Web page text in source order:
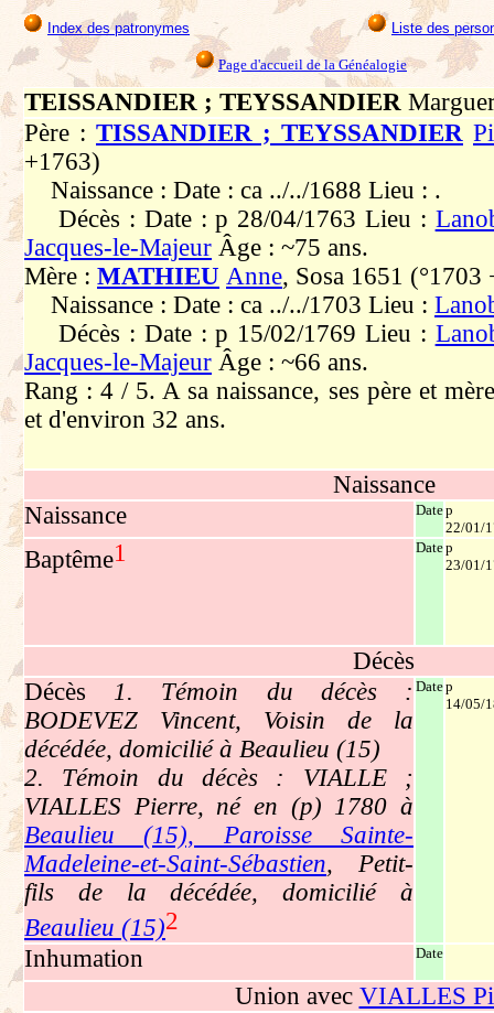
Index des patronymes Liste des
Page d'accueil de la Généalogie
TEISSANDIER ; TEYSSANDIER
Père : TISSANDIER ; TEYSSANDIER
+1763)
Naissance : Date : ca ../../1688 Lieu : .
Décès : Date : p 28/04/1763 Lieu :
Jacques-le-Majeur Âge : ~75 ans.
Mère : MATHIEU Anne, Sosa 1651 (°1703
Naissance : Date : ca ../../1703 Lieu :
Décès : Date : p 15/02/1769 Lieu :
Jacques-le-Majeur Âge : ~66 ans.
Rang : 4 / 5. A sa naissance, ses père et
et d'environ 32 ans.
Naissance
Naissance
Datep
22/01/
Baptême1 Datep
23/01/
Décès
Décès 1. Témoin du décès :
BODEVEZ Vincent, Voisin de la
décédée, domicilié à Beaulieu (15)
2. Témoin du décès : VIALLE ;
VIALLES Pierre, né en (p) 1780 à
Beaulieu (15), Paroisse Sainte-
Madeleine-et-Saint-Sébastien, Petit-
fils de la décédée, domicilié à
Beaulieu (15)2
Datep
14/05/
Inhumation Date
Union avec VIALLES